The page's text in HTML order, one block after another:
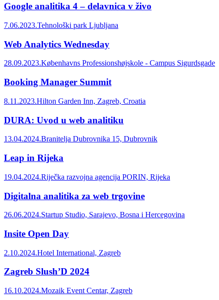
Google analitika 4 – delavnica v živo
7.06.2023.Tehnološki park Ljubljana
Web Analytics Wednesday
28.09.2023.Københavns Professionshøjskole - Campus Sigurdsgade
Booking Manager Summit
8.11.2023.Hilton Garden Inn, Zagreb, Croatia
DURA: Uvod u web analitiku
13.04.2024.Branitelja Dubrovnika 15, Dubrovnik
Leap in Rijeka
19.04.2024.Riječka razvojna agencija PORIN, Rijeka
Digitalna analitika za web trgovine
26.06.2024.Startup Studio, Sarajevo, Bosna i Hercegovina
Insite Open Day
2.10.2024.Hotel International, Zagreb
Zagreb Slush’D 2024
16.10.2024.Mozaik Event Centar, Zagreb